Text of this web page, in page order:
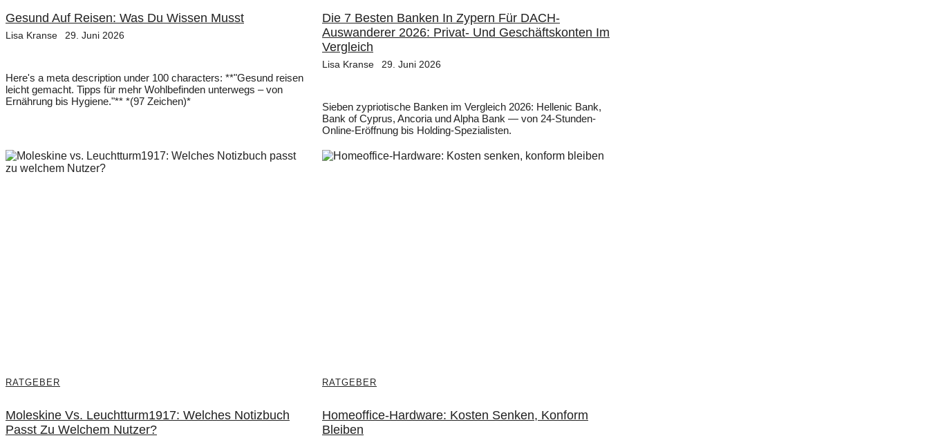
Gesund Auf Reisen: Was Du Wissen Musst
Lisa Kranse 29. Juni 2026
Here's a meta description under 100 characters: **"Gesund reisen
leicht gemacht. Tipps für mehr Wohlbefinden unterwegs – von
Ernährung bis Hygiene."** *(97 Zeichen)*
Die 7 Besten Banken In Zypern Für DACH-
Auswanderer 2026: Privat- Und Geschäftskonten Im
Vergleich
Lisa Kranse 29. Juni 2026
Sieben zypriotische Banken im Vergleich 2026: Hellenic Bank,
Bank of Cyprus, Ancoria und Alpha Bank — von 24-Stunden-
Online-Eröffnung bis Holding-Spezialisten.
RATGEBER
Moleskine Vs. Leuchtturm1917: Welches Notizbuch
Passt Zu Welchem Nutzer?
RATGEBER
Homeoffice-Hardware: Kosten Senken, Konform
Bleiben